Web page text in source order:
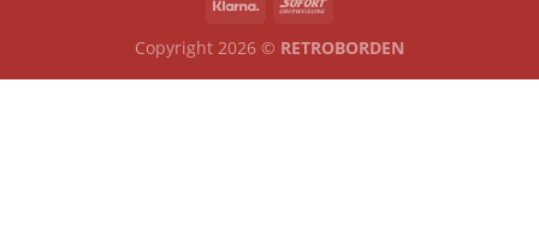
Copyright 2026 © RETROBORDEN